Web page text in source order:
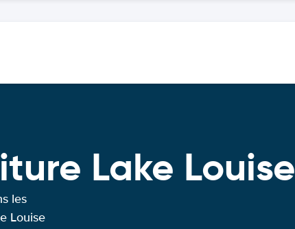
Lake Louise
les
Louise